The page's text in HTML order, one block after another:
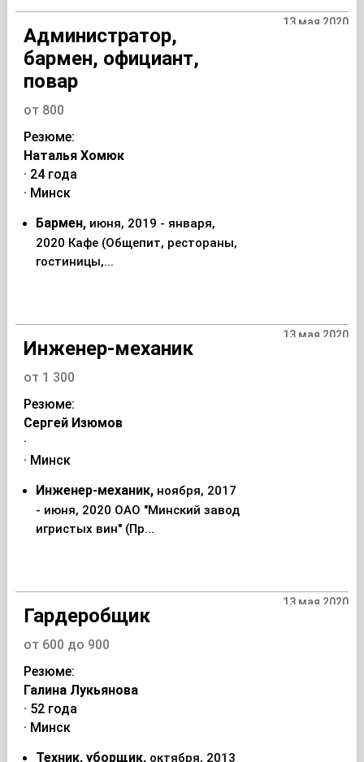
13 мая 2020
Администратор,
бармен, официант,
повар
от 800
Резюме:
Наталья Хомюк
· 24 года
· Минск
Бармен, июня, 2019 - января,
2020 Кафе (Общепит, рестораны,
гостиницы,...
13 мая 2020
Инженер-механик
от 1 300
Резюме:
Сергей Изюмов
·
· Минск
Инженер-механик, ноября, 2017
- июня, 2020 ОАО "Минский завод
игристых вин" (Пр...
13 мая 2020
Гардеробщик
от 600 до 900
Резюме:
Галина Лукьянова
· 52 года
· Минск
Техник, уборщик, октября, 2013